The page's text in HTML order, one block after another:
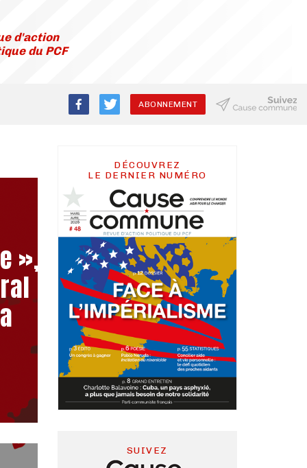
d'action
du PCF
ABONNEMENT
»,
DÉCOUVREZ
LE DERNIER NUMÉRO
SUIVEZ